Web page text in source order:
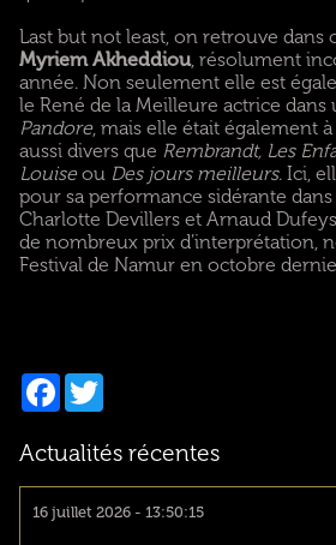
Last but not least, on retrouve dans
Myriem Akheddiou, résolument
année. Non seulement elle est
le René de la Meilleure actrice dans
Pandore, mais elle était également à
aussi divers que Rembrandt, Les
Louiseou Des jours meilleurs. Ici,
pour sa performance sidérante dans
Charlotte Devillers et Arnaud
de nombreux prix d’interprétation,
Festival de Namur en octobre
Facebook
Twitter
Actualités récentes
16 juillet 2026 - 13:50:15